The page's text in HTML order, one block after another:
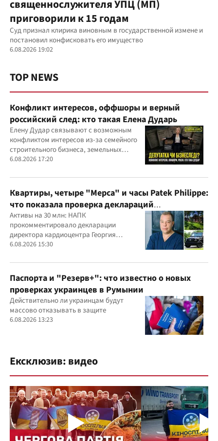
священнослужителя УПЦ (МП)
приговорили к 15 годам
Суд признал клирика виновным в государственной измене и
постановил конфисковать его имущество
6.08.2026 19:02
TOP NEWS
Конфликт интересов, оффшоры и верный
российский след: кто такая Елена Дударь
Елену Дудар связывают с возможным
конфликтом интересов из-за семейного
строительного бизнеса, земельных
скандалов, судебных дел
6.08.2026 17:20
Квартиры, четыре "Мерса" и часы Patek Philippe:
что показала проверка деклараций
руководителя детского кардиоцентра
Маньковского и что говорит НАПК?
Активы на 30 млн: НАПК
прокомментировало декларации
директора кардиоцентра Георгия
Маньковского
6.08.2026 15:30
Паспорта и "Резерв+": что известно о новых
проверках украинцев в Румынии
Действительно ли украинцам будут
массово отказывать в защите
6.08.2026 13:23
Ексклюзив: видео